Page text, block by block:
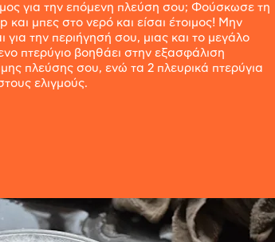
για την επόμενη πλεύση σου; Φούσκωσε τη
και μπες στο νερό και είσαι έτοιμος! Μην
για την περιήγησή σου, μιας και το μεγάλο
πτερύγιο βοηθάει στην εξασφάλιση
πλεύσης σου, ενώ τα 2 πλευρικά πτερύγια
ελιγμούς.